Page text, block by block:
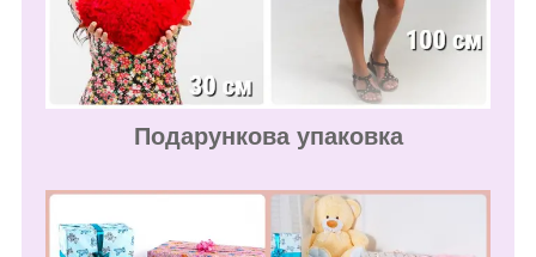
Подарункова упаковка